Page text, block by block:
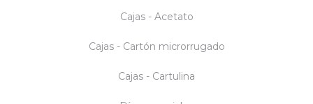
Cajas - Acetato
Cajas - Cartón microrrugado
Cajas - Cartulina